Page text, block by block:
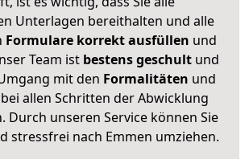
Unterlagen bereithalten und alle
Formulare korrekt ausfüllen und
Team ist bestens geschult und
mit den Formalitäten und
allen Schritten der Abwicklung
Durch unseren Service können Sie
stressfrei nach Emmen umziehen.